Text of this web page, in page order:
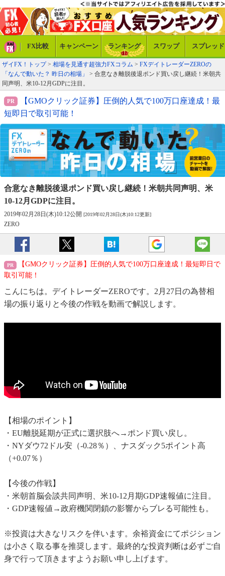
FX比較 キャンペーン ランキング スワップ スプレッド
ザイFX！トップ> 相場を見通す超強力FXコラム > FXデイトレーダーZEROの
「なんで動いた？ 昨日の相場」
> 合意なき離脱後退ポンド買い戻し継続！米朝共
同声明、米10-12月GDPに注目。
【GMOクリック証券】圧倒的人気で100万口座達成！最
短即日で取引可能！
合意なき離脱後退ポンド買い戻し継続！ 米朝共同声明、米
10-12月GDPに注目。
2019年02月28日(木)10:12公開 [2019年02月28日(木)10:12更新]
ZERO
【GMOクリック証券】圧倒的人気で100万口座達成！最短即日で
取引可能！
こんにちは。デイトレーダーZEROです。2月27日の為替相
場の振り返りと今後の作戦を動画で解説します。
【相場のポイント】
・EU離脱延期が正式に選択肢へ→ポンド買い戻し。
・NYダウ72ドル安（-0.28％）、ナスダック5ポイント高
（+0.07％）
【今後の作戦】
・米朝首脳会談共同声明、米10-12月期GDP速報値に注目。
・GDP速報値→政府機関閉鎖の影響からブレる可能性も。
※投資は大きなリスクを伴います。余裕資金にてポジション
は小さく取る事を推奨します。最終的な投資判断は必ずご自
身で行って頂きますようお願い申し上げます。